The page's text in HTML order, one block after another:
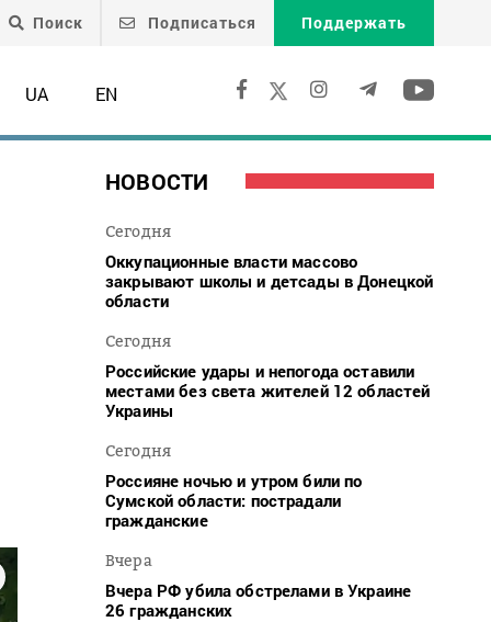
Поиск Подписаться Поддержать
UA EN
НОВОСТИ
Сегодня
Оккупационные власти массово
закрывают школы и детсады в Донецкой
области
Сегодня
Российские удары и непогода оставили
местами без света жителей 12 областей
Украины
Сегодня
Россияне ночью и утром били по
Сумской области: пострадали
гражданские
Вчера
Вчера РФ убила обстрелами в Украине
26 гражданских